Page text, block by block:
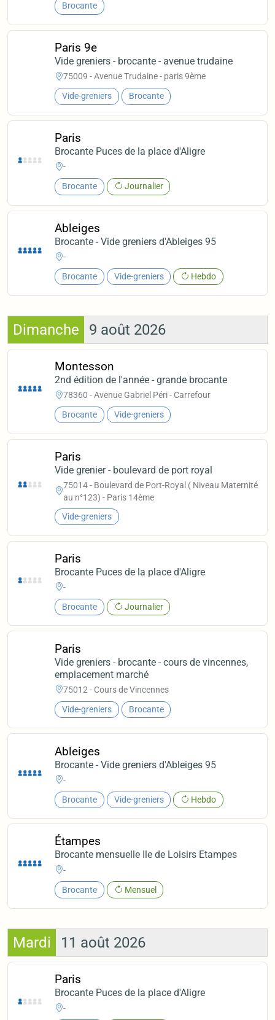
Brocante
Paris 9e
Vide greniers - brocante - avenue trudaine
75009 - Avenue Trudaine - paris 9ème
Vide-greniers Brocante
Paris
Brocante Puces de la place d'Aligre
-
Brocante Journalier
Ableiges
Brocante - Vide greniers d'Ableiges 95
-
Brocante Vide-greniers Hebdo
Dimanche 9 août 2026
Montesson
2nd édition de l'année - grande brocante
78360 - Avenue Gabriel Péri - Carrefour
Brocante Vide-greniers
Paris
Vide grenier - boulevard de port royal
75014 - Boulevard de Port-Royal ( Niveau Maternité
au n°123) - Paris 14ème
Vide-greniers
Paris
Brocante Puces de la place d'Aligre
-
Brocante Journalier
Paris
Vide greniers - brocante - cours de vincennes,
emplacement marché
75012 - Cours de Vincennes
Vide-greniers Brocante
Ableiges
Brocante - Vide greniers d'Ableiges 95
-
Brocante Vide-greniers Hebdo
Étampes
Brocante mensuelle Ile de Loisirs Etampes
-
Brocante Mensuel
Mardi 11 août 2026
Paris
Brocante Puces de la place d'Aligre
-